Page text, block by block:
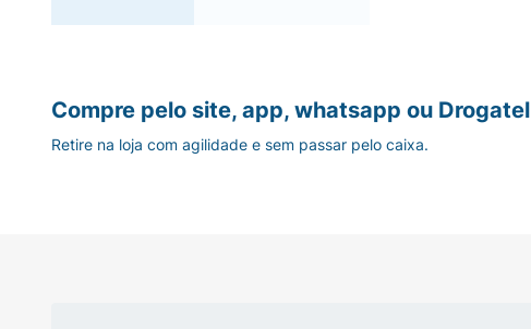
Compre pelo site, app, whatsapp ou Drogatel
Retire na loja com agilidade e sem passar pelo caixa.